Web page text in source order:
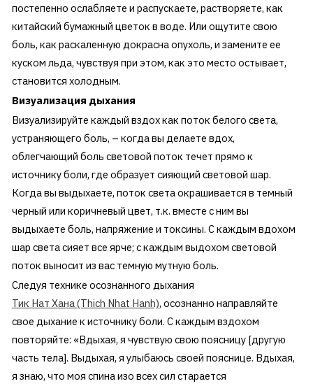
постепенно ослабляете и распускаете, растворяете, как
китайский бумажный цветок в воде. Или ощутите свою
боль, как раскаленную докрасна опухоль, и замените ее
куском льда, чувствуя при этом, как это место остывает,
становится холодным.
Визуализация дыхания
Визуализируйте каждый вздох как поток белого света,
устраняющего боль, – когда вы делаете вдох,
облегчающий боль световой поток течет прямо к
источнику боли, где образует сияющий световой шар.
Когда вы выдыхаете, поток света окрашивается в темный
черный или коричневый цвет, т.к. вместе с ним вы
выдыхаете боль, напряжение и токсины. С каждым вдохом
шар света сияет все ярче; с каждым выдохом световой
поток выносит из вас темную мутную боль.
Следуя технике осознанного дыхания
Тик Нат Хана (Thich Nhat Hanh), осознанно направляйте
свое дыхание к источнику боли. С каждым вздохом
повторяйте: «Вдыхая, я чувствую свою поясницу [другую
часть тела]. Выдыхая, я улыбаюсь своей пояснице. Вдыхая,
я знаю, что моя спина изо всех сил старается